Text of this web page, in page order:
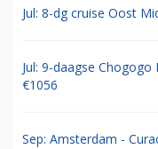
Jul: 8-dg cruise Oost
Jul: 9-daagse
€1056
Sep: Amsterdam -